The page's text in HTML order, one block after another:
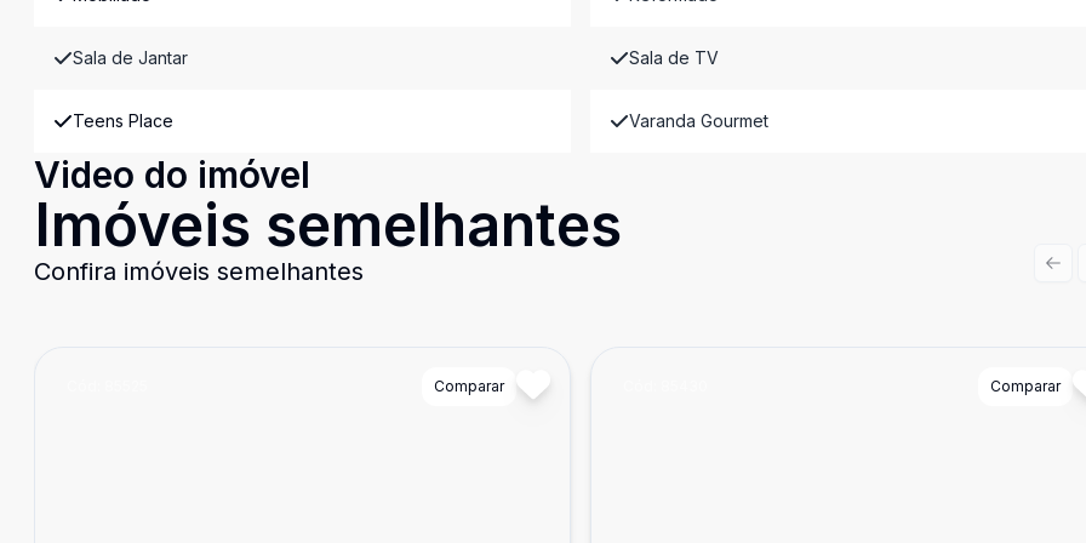
Sala de Jantar Sala de TV
Teens Place Varanda Gourmet
Video do imóvel
Imóveis semelhantes
Confira imóveis semelhantes
Comparar Comparar